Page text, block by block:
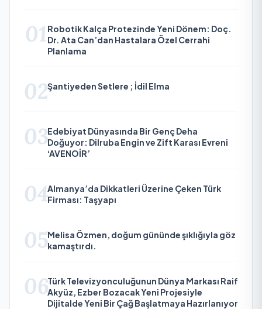
01 Robotik Kalça Protezinde Yeni Dönem: Doç.
Dr. Ata Can’dan Hastalara Özel Cerrahi
Planlama
02Şantiyeden Setlere ; İdil Elma
03Edebiyat Dünyasında Bir Genç Deha
Doğuyor: Dilruba Engin ve Zift Karası Evreni
‘AVENOİR’
04Almanya’da Dikkatleri Üzerine Çeken Türk
Firması: Taşyapı
05Melisa Özmen, doğum gününde şıklığıyla göz
kamaştırdı.
06Türk Televizyonculuğunun Dünya Markası Raif
Akyüz, Ezber Bozacak Yeni Projesiyle
Dijitalde Yeni Bir Çağ Başlatmaya Hazırlanıyor